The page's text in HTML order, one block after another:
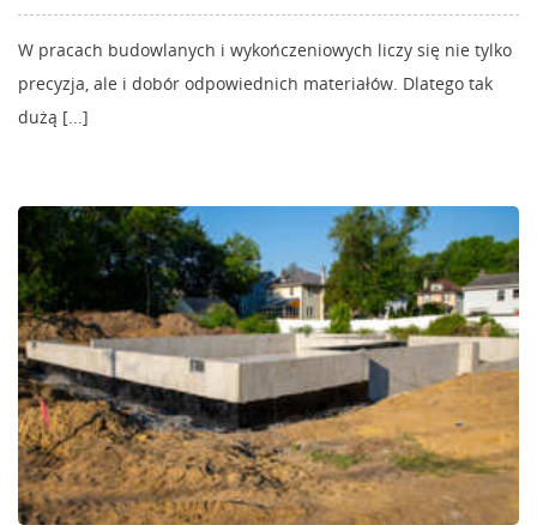
W pracach budowlanych i wykończeniowych liczy się nie tylko
precyzja, ale i dobór odpowiednich materiałów. Dlatego tak
dużą [...]